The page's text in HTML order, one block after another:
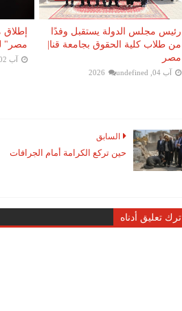
رئيس مجلس الدولة يستقبل وفدًا
من طلاب كلية الحقوق بجامعة قنا|
مصر
آب 04, 2026 undefined
مصر"
آب 02, 2026
السابق
حين تركع الكرامة أمام الجرافات
ترك تعليق أدناه